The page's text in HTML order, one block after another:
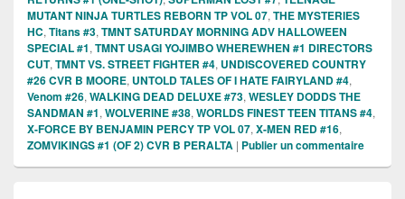
MUTANT NINJA TURTLES REBORN TP VOL 07, THE MYSTERIES
HC, Titans #3, TMNT SATURDAY MORNING ADV HALLOWEEN
SPECIAL #1, TMNT USAGI YOJIMBO WHEREWHEN #1 DIRECTORS
CUT, TMNT VS. STREET FIGHTER #4, UNDISCOVERED COUNTRY
#26 CVR B MOORE, UNTOLD TALES OF I HATE FAIRYLAND #4,
Venom #26, WALKING DEAD DELUXE #73, WESLEY DODDS THE
SANDMAN #1, WOLVERINE #38, WORLDS FINEST TEEN TITANS #4,
X-FORCE BY BENJAMIN PERCY TP VOL 07, X-MEN RED #16,
ZOMVIKINGS #1 (OF 2) CVR B PERALTA | Publier un commentaire